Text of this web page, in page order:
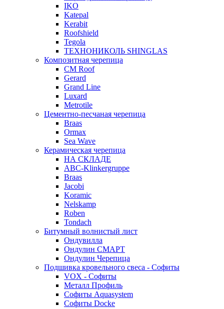
IKO
Katepal
Kerabit
Roofshield
Tegola
ТЕХНОНИКОЛЬ SHINGLAS
Композитная черепица
CM Roof
Gerard
Grand Line
Luxard
Metrotile
Цементно-песчаная черепица
Braas
Ormax
Sea Wave
Керамическая черепица
НА СКЛАДЕ
ABC-Klinkergruppe
Braas
Jacobi
Koramic
Nelskamp
Roben
Tondach
Битумный волнистый лист
Ондувилла
Ондулин СМАРТ
Ондулин Черепица
Подшивка кровельного свеса - Софиты
VOX - Софиты
Металл Профиль
Софиты Aquasystem
Софиты Docke